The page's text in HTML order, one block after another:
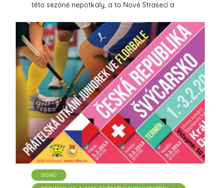
této sezóně nepotkaly, a to Nové Strašecí a
DOMŮ